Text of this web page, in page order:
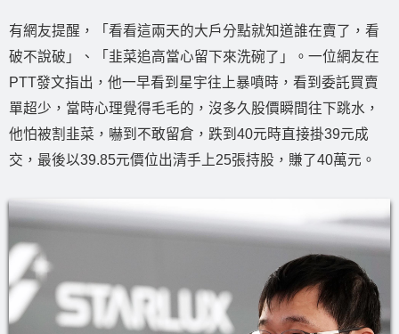
有網友提醒，「看看這兩天的大戶分點就知道誰在賣了，看
破不說破」、「韭菜追高當心留下來洗碗了」。一位網友在
PTT發文指出，他一早看到星宇往上暴噴時，看到委託買賣
單超少，當時心理覺得毛毛的，沒多久股價瞬間往下跳水，
他怕被割韭菜，嚇到不敢留倉，跌到40元時直接掛39元成
交，最後以39.85元價位出清手上25張持股，賺了40萬元。